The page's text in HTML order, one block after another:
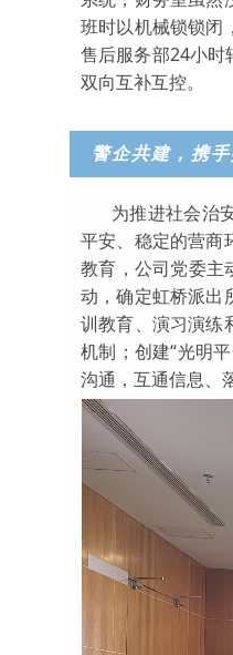
班时以机械锁锁闭
售后服务部24小时
双向互补互控。
警企共建，携
为推进社会治
平安、稳定的营商
教育，公司党委
动，确定虹桥派出
训教育、演习演练
机制；创建“光明
沟通，互通信息、